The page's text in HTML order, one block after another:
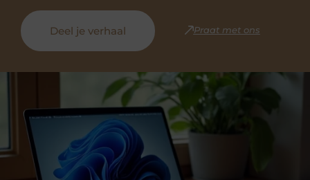
Deel je verhaal Praat met ons